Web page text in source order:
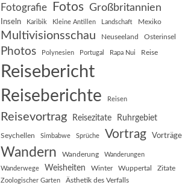
Fotografie Fotos Großbritannien
Inseln Karibik Kleine Antillen Landschaft Mexiko
Multivisionsschau Neuseeland Osterinsel
Photos Polynesien Portugal Rapa Nui Reise
Reisebericht
Reiseberichte Reisen
Reisevortrag Reisezitate Ruhrgebiet
Seychellen Simbabwe Sprüche Vortrag Vorträge
Wandern Wanderung Wanderungen
Wanderwege Weisheiten Winter Wuppertal Zitate
Zoologischer Garten Ästhetik des Verfalls